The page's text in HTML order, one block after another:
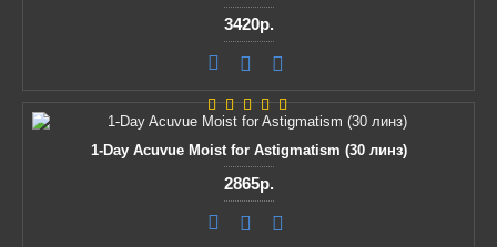
3420р.
1-Day Acuvue Moist for Astigmatism (30 линз)
2865р.